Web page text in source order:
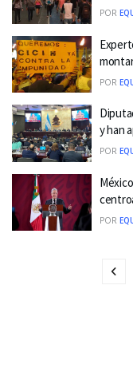
POR
POR
y han
POR
POR